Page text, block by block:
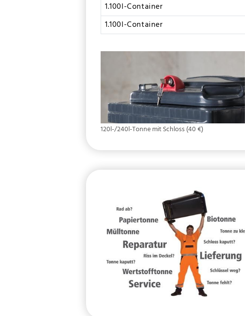
1.100l-Container
1.100l-Container
120l-/240l-Tonne mit Schloss (40 €)